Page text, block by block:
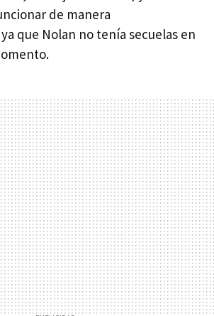
de manera
ya que Nolan no tenía secuelas en